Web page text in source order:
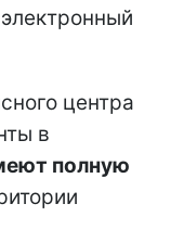
центра
в
полную